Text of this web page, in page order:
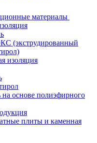
материалы
(экструдированный
изоляция
на основе полиэфирного
плиты и каменная